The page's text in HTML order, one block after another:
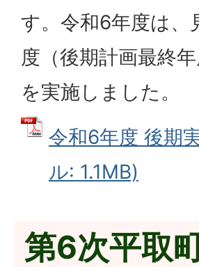
す。令和6年度は、
度（後期計画最終
を実施しました。
令和6年度 後期
ル: 1.1MB)
第6次平取